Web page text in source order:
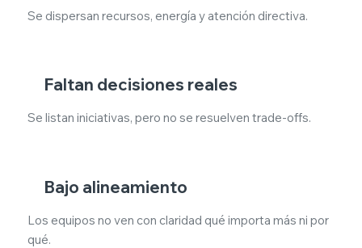
Se dispersan recursos, energía y atención directiva.
Faltan decisiones reales
Se listan iniciativas, pero no se resuelven trade-offs.
Bajo alineamiento
Los equipos no ven con claridad qué importa más ni por
qué.